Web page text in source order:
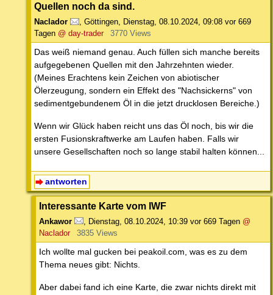
Quellen noch da sind.
Naclador , Göttingen, Dienstag, 08.10.2024, 09:08 vor 669
Tagen @ day-trader 3770 Views
Das weiß niemand genau. Auch füllen sich manche bereits
aufgegebenen Quellen mit den Jahrzehnten wieder.
(Meines Erachtens kein Zeichen von abiotischer
Ölerzeugung, sondern ein Effekt des "Nachsickerns" von
sedimentgebundenem Öl in die jetzt drucklosen Bereiche.)
Wenn wir Glück haben reicht uns das Öl noch, bis wir die
ersten Fusionskraftwerke am Laufen haben. Falls wir
unsere Gesellschaften noch so lange stabil halten können...
antworten
Interessante Karte vom IWF
Ankawor Dienstag, 08.10.2024, 10:39 vor 669 Tagen @
Naclador
3835 Views
Ich wollte mal gucken bei peakoil.com, was es zu dem
Thema neues gibt: Nichts.
Aber dabei fand ich eine Karte, die zwar nichts direkt mit